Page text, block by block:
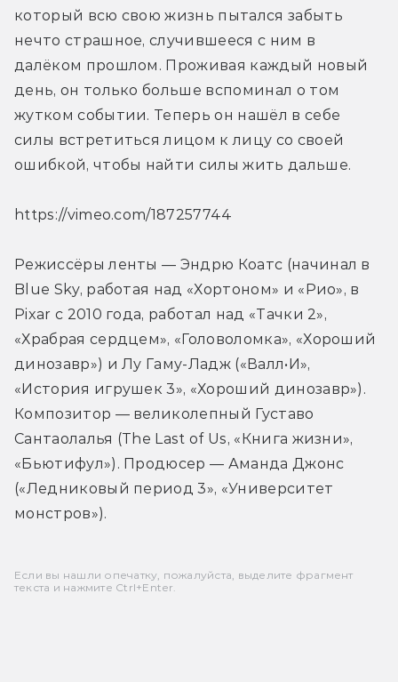
который всю свою жизнь пытался забыть
нечто страшное, случившееся с ним в
далёком прошлом. Проживая каждый новый
день, он только больше вспоминал о том
жутком событии. Теперь он нашёл в себе
силы встретиться лицом к лицу со своей
ошибкой, чтобы найти силы жить дальше.
https://vimeo.com/187257744
Режиссёры ленты — Эндрю Коатс (начинал в
Blue Sky, работая над «Хортоном» и «Рио», в
Pixar с 2010 года, работал над «Тачки 2»,
«Храбрая сердцем», «Головоломка», «Хороший
динозавр») и Лу Гаму-Ладж («Валл•И»,
«История игрушек 3», «Хороший динозавр»).
Композитор — великолепный Густаво
Сантаолалья (The Last of Us, «Книга жизни»,
«Бьютифул»). Продюсер — Аманда Джонс
(«Ледниковый период 3», «Университет
монстров»).
Если вы нашли опечатку, пожалуйста, выделите фрагмент
текста и нажмите Ctrl+Enter.